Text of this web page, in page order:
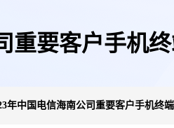
重要客户手机
年中国电信海南公司重要客户手机终